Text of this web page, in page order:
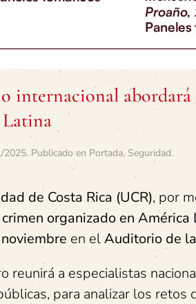
internacional
2025. Publicado en Portada, Seguridad.
de Costa Rica (UCR), por
organizado en
en elAuditorio de
reunirá a especialistas
para analizar los